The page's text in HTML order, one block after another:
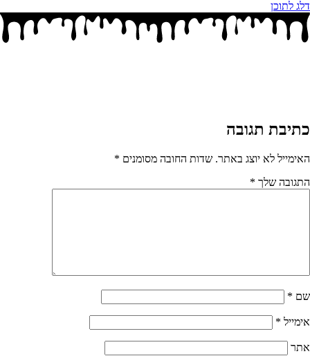
דלג לתוכן
כתיבת תגובה
האימייל לא יוצג באתר. שדות החובה מסומנים *
התגובה שלך *
שם *
אימייל *
אתר